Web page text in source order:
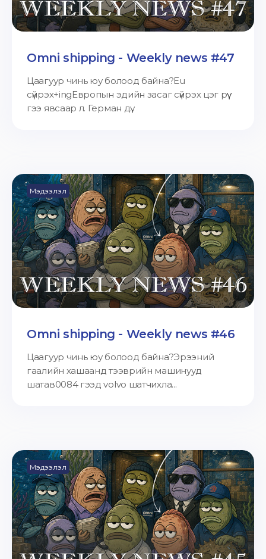
Omni shipping - Weekly news #47
Цаагуур чинь юу болоод байна?Eu
сүйрэх+ingЕвропын эдийн засаг сүйрэх цэг рүү
гээ явсаар л. Герман дү...
Мэдээлэл
Omni shipping - Weekly news #46
Цаагуур чинь юу болоод байна?Эрээний
гаалийн хашаанд тээврийн машинууд
шатав0084 гээд volvo шатчихла...
Мэдээлэл